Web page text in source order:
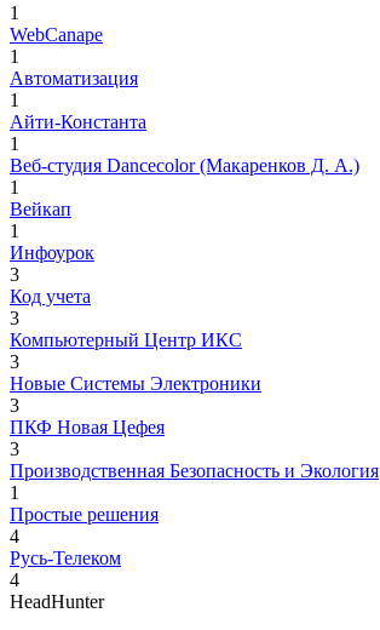
1
WebCanape
1
Автоматизация
1
Айти-Константа
1
Веб-студия Dancecolor (Макаренков Д. А.)
1
Вейкап
1
Инфоурок
3
Код учета
3
Компьютерный Центр ИКС
3
Новые Системы Электроники
3
ПКФ Новая Цефея
3
Производственная Безопасность и Экология
1
Простые решения
4
Русь-Телеком
4
HeadHunter